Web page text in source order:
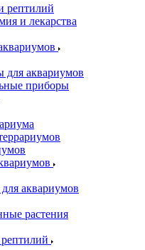
рептилий
и лекарства
для аквариумов
приборы
аквариумов
растения